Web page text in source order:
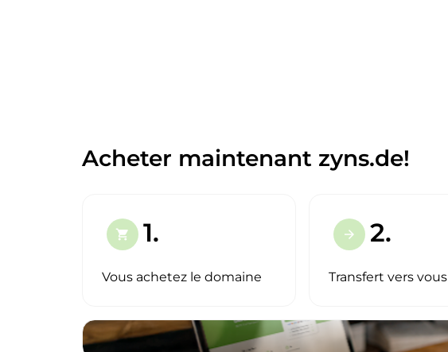
Acheter maintenant zyns.de!
shopping_cart 1.
Vous achetez le domaine
arrow_forward 2.
Transfert vers vous